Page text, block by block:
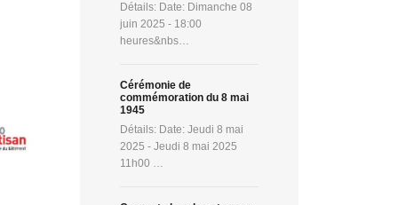
Détails: Date: Dimanche 08
juin 2025 - 18:00
heures&nbs…
Cérémonie de
commémoration du 8 mai
1945
Détails: Date: Jeudi 8 mai
2025 - Jeudi 8 mai 2025
11h00 …